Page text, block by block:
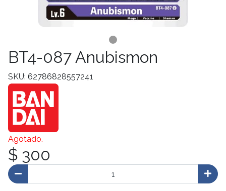
BT4-087 Anubismon
SKU: 62786828557241
Agotado.
$ 300